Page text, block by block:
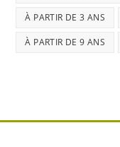
À PARTIR DE 3 ANS
À PARTIR DE 9 ANS